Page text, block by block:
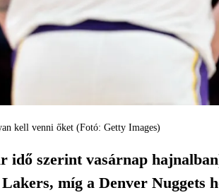
kell venni őket (Fotó: Getty Images)
idő szerint vasárnap
míg a Denver Nuggets